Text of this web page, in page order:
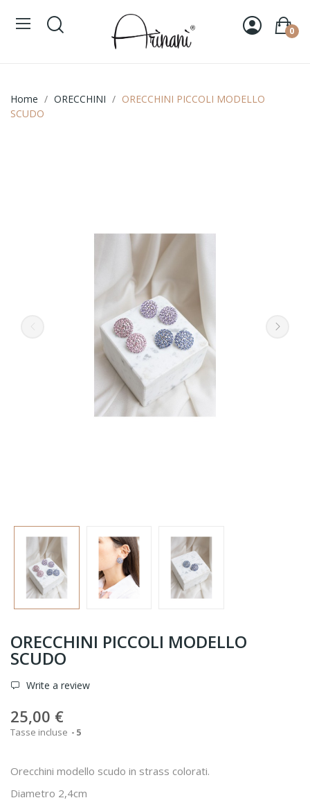
0
Home ORECCHINI
ORECCHINI PICCOLI MODELLO
SCUDO
ORECCHINI PICCOLI MODELLO
SCUDO
Write a review
25,00 €
Tasse incluse 5
Orecchini modello scudo in strass colorati.
Diametro 2,4cm